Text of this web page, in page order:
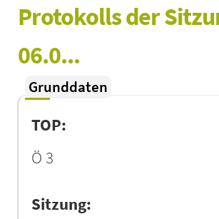
Protokolls der
06.0...
Grunddaten
TOP:
Ö 3
Sitzung: